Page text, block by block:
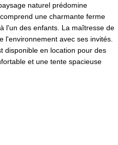
naturel prédomine
une charmante ferme
l'un des enfants. La maîtresse de
l'environnement avec ses invités.
disponible en location pour des
et une tente spacieuse